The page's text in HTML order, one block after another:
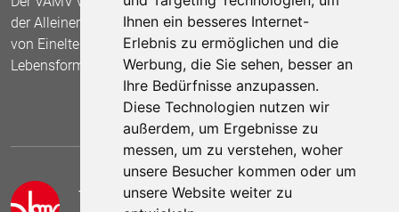
Ihnen ein besseres Internet-
Erlebnis zu ermöglichen und die
Werbung, die Sie sehen, besser an
Ihre Bedürfnisse anzupassen.
Diese Technologien nutzen wir
außerdem, um Ergebnisse zu
messen, um zu verstehen, woher
unsere Besucher kommen oder um
unsere Website weiter zu
der Alleinerziehenden und fordert die Anerkennung
von Einelternfamilien als gleichberechtigte
Lebensform.
Telefon:05 41 /2 55 84